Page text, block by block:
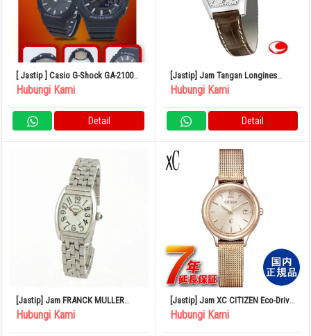
[ Jastip ] Casio G-Shock GA-2100
Japan
Hubungi Kami
Detail
[Jastip] Jam Tangan Longines
Evidenza Pemutar Otomatis
L2.142.4.73.4
Hubungi Kami
Detail
[Jastip] Jam FRANCK MULLER
Tono Curvex Intermedia 2251QZ
Hubungi Kami
[Jastip] Jam XC CITIZEN Eco-Drive
Official Japanese Product
Wristwatch EW2635-54A
Hubungi Kami